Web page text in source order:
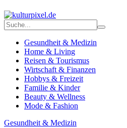
Gesundheit & Medizin
Home & Living
Reisen & Tourismus
Wirtschaft & Finanzen
Hobbys & Freizeit
Familie & Kinder
Beauty & Wellness
Mode & Fashion
Gesundheit & Medizin